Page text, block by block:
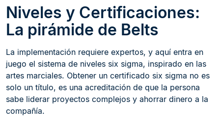
Niveles y Certificaciones:
La pirámide de Belts
La implementación requiere expertos, y aquí entra en
juego el sistema de niveles six sigma, inspirado en las
artes marciales. Obtener un certificado six sigma no es
solo un título, es una acreditación de que la persona
sabe liderar proyectos complejos y ahorrar dinero a la
compañía.